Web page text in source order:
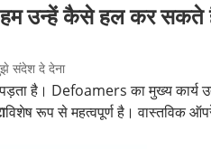
उन्हें कैसे हल कर सकते
संदेश दे देना
है। Defoamers का मुख्य कार्य
विशेष रूप से महत्वपूर्ण है। वास्तविक